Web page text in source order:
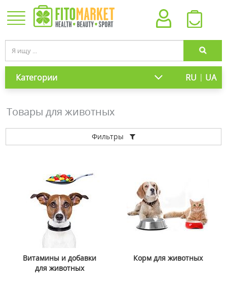
Категории RU | UA
Товары для животных
Фильтры
Витамины и добавки
для животных
Корм для животных